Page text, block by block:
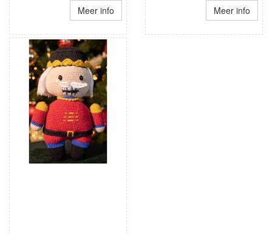
Meer info Meer info